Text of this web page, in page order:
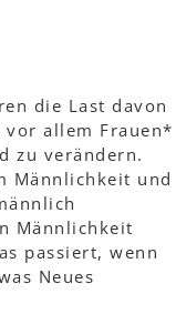
die Last davon
vor allem Frauen*
zu verändern.
Männlichkeit und
Männlichkeit
passiert, wenn
Neues